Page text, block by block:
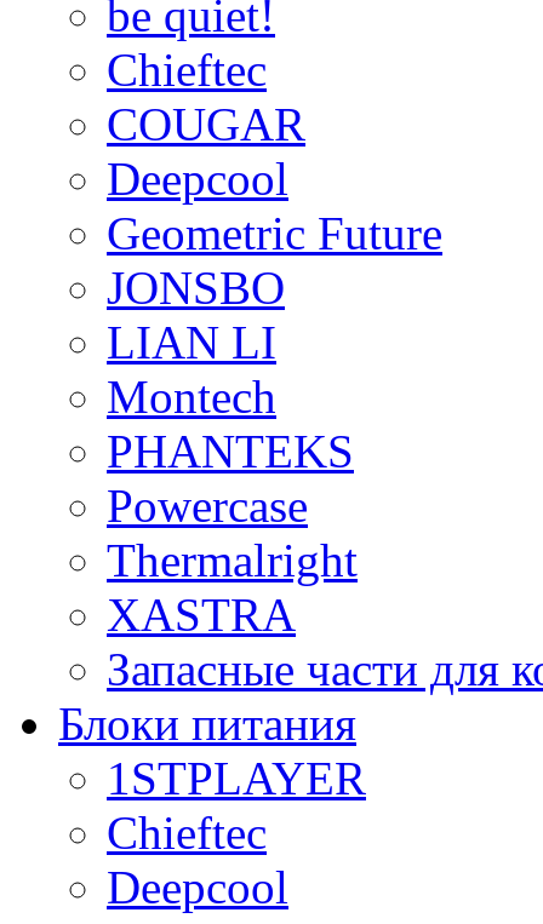
be quiet!
Chieftec
COUGAR
Deepcool
Geometric Future
JONSBO
LIAN LI
Montech
PHANTEKS
Powercase
Thermalright
XASTRA
Запасные части для
Блоки питания
1STPLAYER
Chieftec
Deepcool